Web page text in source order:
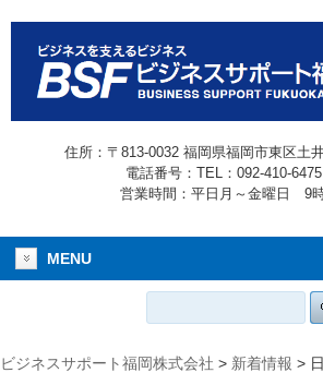
住所：〒813-0032 福岡県福岡市東区土
電話番号：TEL：092-410-6475
営業時間：平日月～金曜日 9
MENU
ビジネスサポート福岡株式会社 > 新着情報 >